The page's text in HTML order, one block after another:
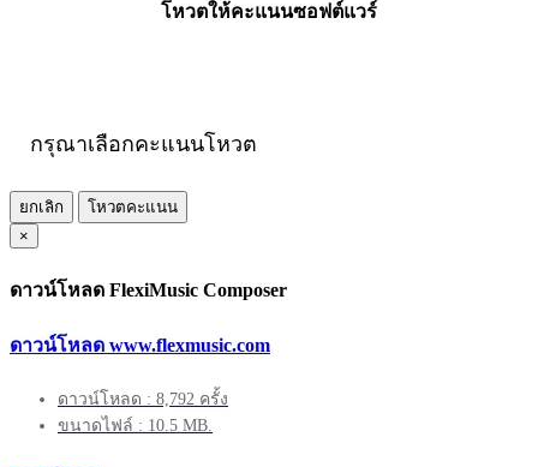
โหวตให้คะแนนซอฟต์แวร์
กรุณาเลือกคะแนนโหวต
ยกเลิก
โหวตคะแนน
×
ดาวน์โหลด FlexiMusic Composer
ดาวน์โหลด www.flexmusic.com
ดาวน์โหลด : 8,792 ครั้ง
ขนาดไฟล์ : 10.5 MB.